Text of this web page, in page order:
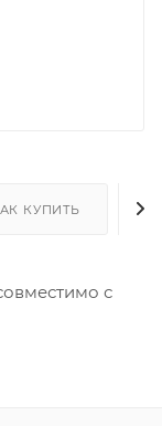
КУПИТЬ
с